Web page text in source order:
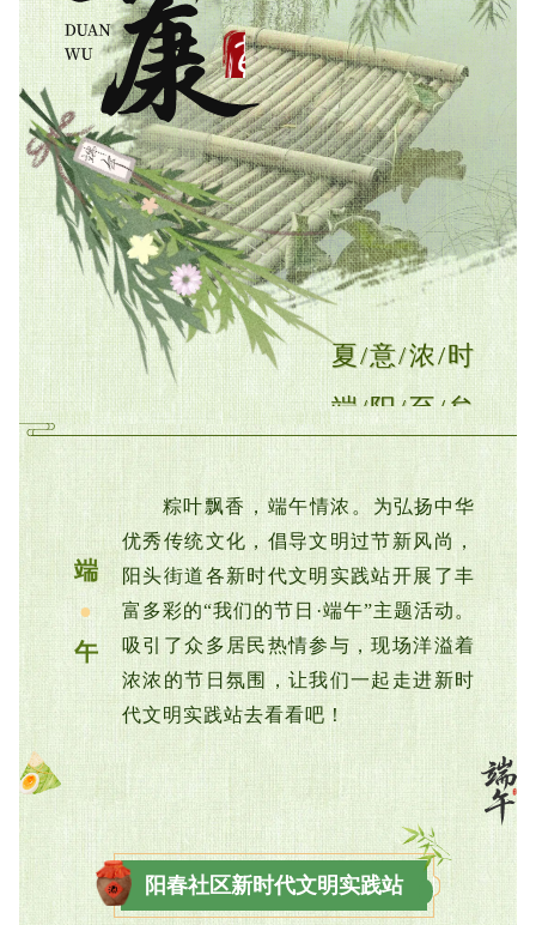
夏/意/浓/时
端/阳/至/矣
端
●
午
粽叶飘香，端午情浓。为弘扬中华
优秀传统文化，倡导文明过节新风尚，
阳头街道各新时代文明实践站开展了丰
富多彩的“我们的节日·端午”主题活动。
吸引了众多居民热情参与，现场洋溢着
浓浓的节日氛围， 让我们一起走进新时
代文明实践站去看看吧！
阳春社区新时代文明实践站